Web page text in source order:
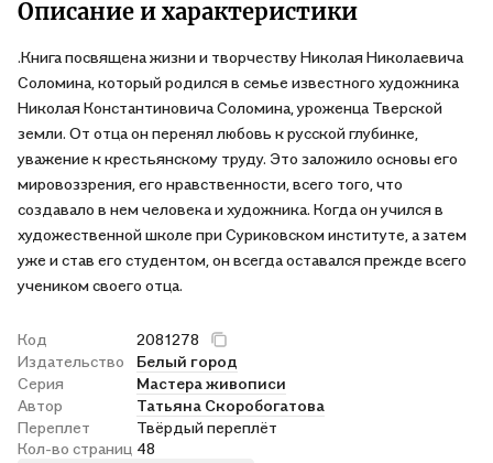
Описание и характеристики
.Книга посвящена жизни и творчеству Николая Николаевича
Соломина, который родился в семье известного художника
Николая Константиновича Соломина, уроженца Тверской
земли. От отца он перенял любовь к русской глубинке,
уважение к крестьянскому труду. Это заложило основы его
мировоззрения, его нравственности, всего того, что
создавало в нем человека и художника. Когда он учился в
художественной школе при Суриковском институте, а затем
уже и став его студентом, он всегда оставался прежде всего
учеником своего отца.
Код
2081278
Издательство
Белый город
Серия
Мастера живописи
Автор
Татьяна Скоробогатова
Переплет
Твёрдый переплёт
Кол-во страниц 48